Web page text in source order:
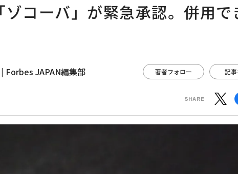
コーバ」が緊急承認。併用で
Forbes JAPAN編集部 著者フォロー 記